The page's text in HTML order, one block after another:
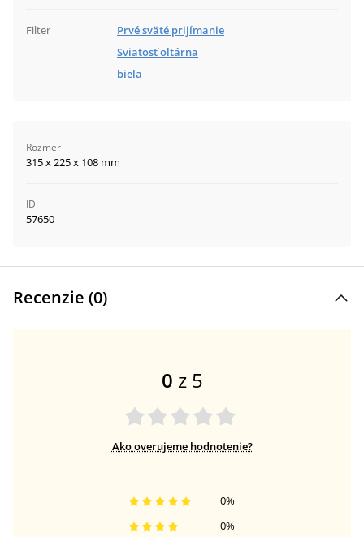
Filter
Prvé sväté prijímanie
Sviatosť oltárna
biela
Rozmer
315 x 225 x 108 mm
ID
57650
Recenzie (0)
0 z 5
Ako overujeme hodnotenie?
0%
0%